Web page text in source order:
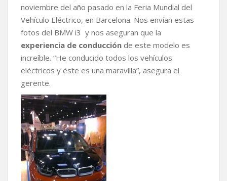
noviembre del año pasado en la Feria Mundial del
Vehículo Eléctrico, en Barcelona. Nos envían estas
fotos del BMW i3 y nos aseguran que la
experiencia de conducción de este modelo es
increíble. “He conducido todos los vehículos
eléctricos y éste es una maravilla”, asegura el
gerente.